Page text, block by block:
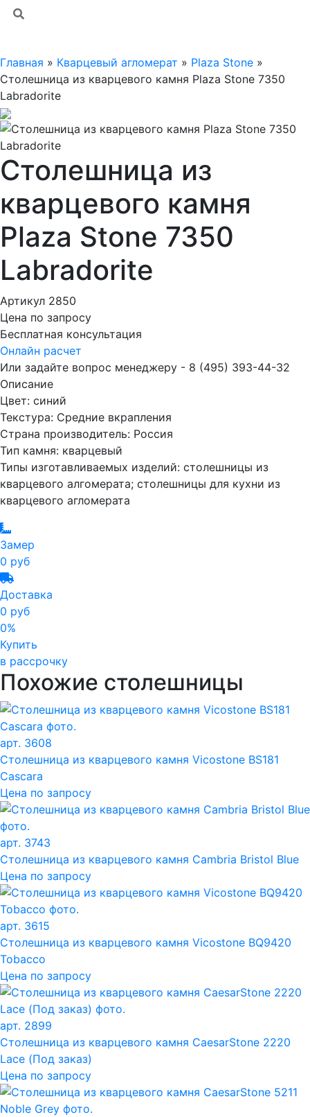
Главная » Кварцевый агломерат » Plaza Stone »
Столешница из кварцевого камня Plaza Stone 7350
Labradorite
Столешница из
кварцевого камня
Plaza Stone 7350
Labradorite
Артикул 2850
Цена по запросу
Бесплатная консультация
Онлайн расчет
Или задайте вопрос менеджеру - 8 (495) 393-44-32
Описание
Цвет: синий
Текстура: Средние вкрапления
Страна производитель: Россия
Тип камня: кварцевый
Типы изготавливаемых изделий: столешницы из
кварцевого алгомерата; столешницы для кухни из
кварцевого агломерата
Замер
0 руб
Доставка
0 руб
0%
Купить
в рассрочку
Похожие столешницы
арт. 3608
Столешница из кварцевого камня Vicostone BS181
Cascara
Цена по запросу
арт. 3743
Столешница из кварцевого камня Cambria Bristol Blue
Цена по запросу
арт. 3615
Столешница из кварцевого камня Vicostone BQ9420
Tobacco
Цена по запросу
арт. 2899
Столешница из кварцевого камня CaesarStone 2220
Lace (Под заказ)
Цена по запросу